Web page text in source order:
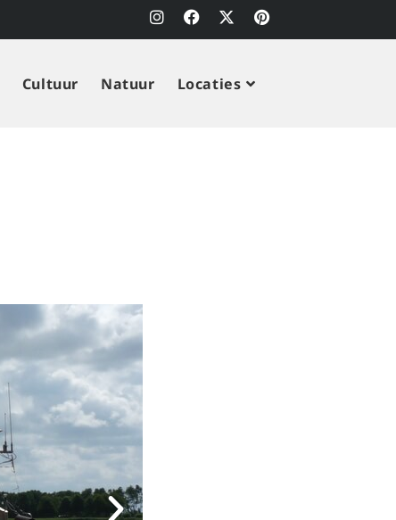
Cultuur Natuur Locaties